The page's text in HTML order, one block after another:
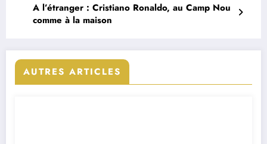
A l’étranger : Cristiano Ronaldo, au Camp Nou
comme à la maison
AUTRES ARTICLES